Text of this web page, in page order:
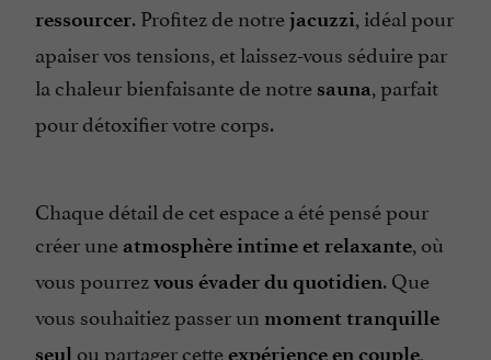
ressourcer. Profitez de notrejacuzzi, idéal pour
apaiser vos tensions, et laissez-vous séduire par
la chaleur bienfaisante de notre sauna, parfait
pour détoxifier votre corps.
Chaque détail de cet espace a été pensé pour
créer une atmosphère intime et relaxante, où
vous pourrezvous évader du quotidien. Que
vous souhaitiez passer un moment tranquille
seul ou partager cetteexpérience en couple,